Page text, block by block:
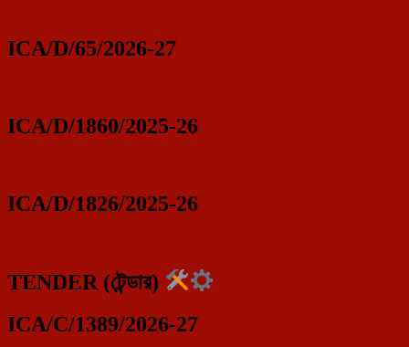
ICA/D/65/2026-27
ICA/D/1860/2025-26
ICA/D/1826/2025-26
TENDER (টেন্ডার)
ICA/C/1389/2026-27